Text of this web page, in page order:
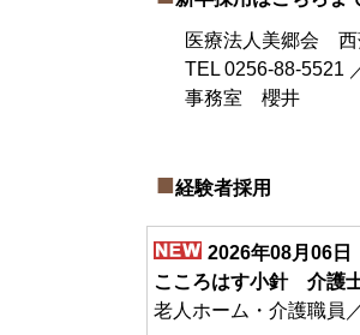
医療法人美郷会 西
TEL 0256-88-5521
事務室 櫻井
経験者採用
2026年08月06日
こころはす小針 介護
老人ホーム・介護職員